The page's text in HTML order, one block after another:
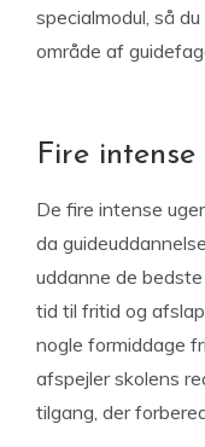
specialmodul, så
område af
Fire
De fire intense
da
uddanne de
tid til fritid og
nogle formiddage
afspejler skolens
tilgang, der